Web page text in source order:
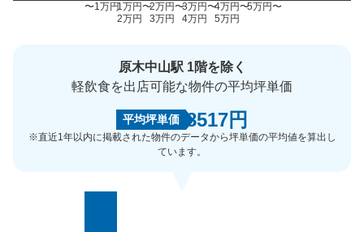
〜1万円1万円〜
2万円
2万円〜
3万円
3万円〜
4万円
4万円〜
5万円
5万円〜
原木中山駅 1階を除く
軽飲食を出店可能な物件の平均坪単価
平均坪単価 8517円
※直近1年以内に掲載された物件のデータから坪単価の平均値を算出し
ています。